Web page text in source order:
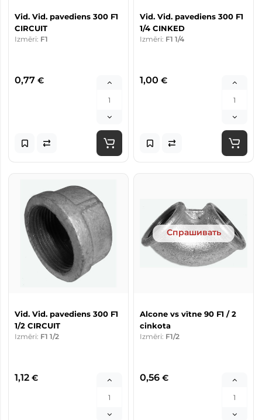
Vid. Vid. pavediens 300 F1
CIRCUIT
Izmēri: F1
0,77 €
Vid. Vid. pavediens 300 F1
1/4 CINKED
Izmēri: F1 1/4
1,00 €
Vid. Vid. pavediens 300 F1
1/2 CIRCUIT
Izmēri: F1 1/2
1,12 €
Спрашивать
Alcone vs vītne 90 F1 / 2
cinkota
Izmēri: F1/2
0,56 €